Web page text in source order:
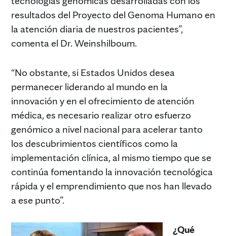
resultados del Proyecto del Genoma Humano en
la atención diaria de nuestros pacientes”,
comenta el Dr. Weinshilboum.
“No obstante, si Estados Unidos desea
permanecer liderando al mundo en la
innovación y en el ofrecimiento de atención
médica, es necesario realizar otro esfuerzo
genómico a nivel nacional para acelerar tanto
los descubrimientos científicos como la
implementación clínica, al mismo tiempo que se
continúa fomentando la innovación tecnológica
rápida y el emprendimiento que nos han llevado
a ese punto”.
¿Qué